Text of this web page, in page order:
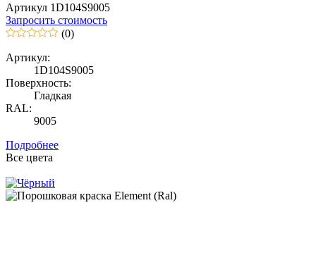
Артикул 1D104S9005
Запросить стоимость
(0)
Артикул:
1D104S9005
Поверхность:
Гладкая
RAL:
9005
Подробнее
Все цвета